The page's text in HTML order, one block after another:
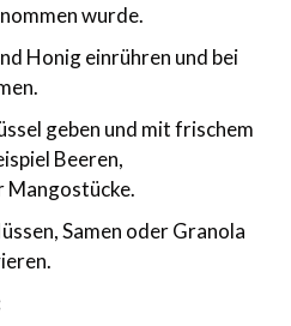
wurde.
Honig einrühren und bei
geben und mit frischem
Beeren,
Mangostücke.
Samen oder Granola